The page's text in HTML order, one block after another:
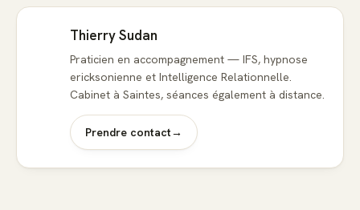
Thierry Sudan
Praticien en accompagnement — IFS, hypnose
ericksonienne et Intelligence Relationnelle.
Cabinet à Saintes, séances également à distance.
Prendre contact→